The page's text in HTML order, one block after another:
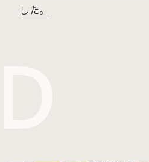
した。